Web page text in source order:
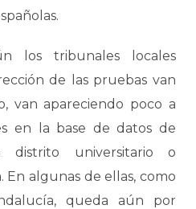
los tribunales locales
de las pruebas van
van apareciendo poco a
en la base de datos de
distrito universitario o
algunas de ellas, como
queda aún por